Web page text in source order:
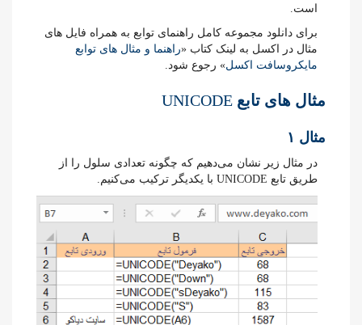
است.
برای دانلود مجموعه کامل راهنمای توابع به همراه فایل های
مثال در اکسل به لینک کتاب «راهنما و مثال های توابع
مایکروسافت اکسل» رجوع شود.
مثال های تابع UNICODE
مثال ۱
در مثال زیر نشان می‌دهیم که چگونه تعدادی سلول را از
طریق تابع UNICODE با یکدیگر ترکیب می‌کنیم.